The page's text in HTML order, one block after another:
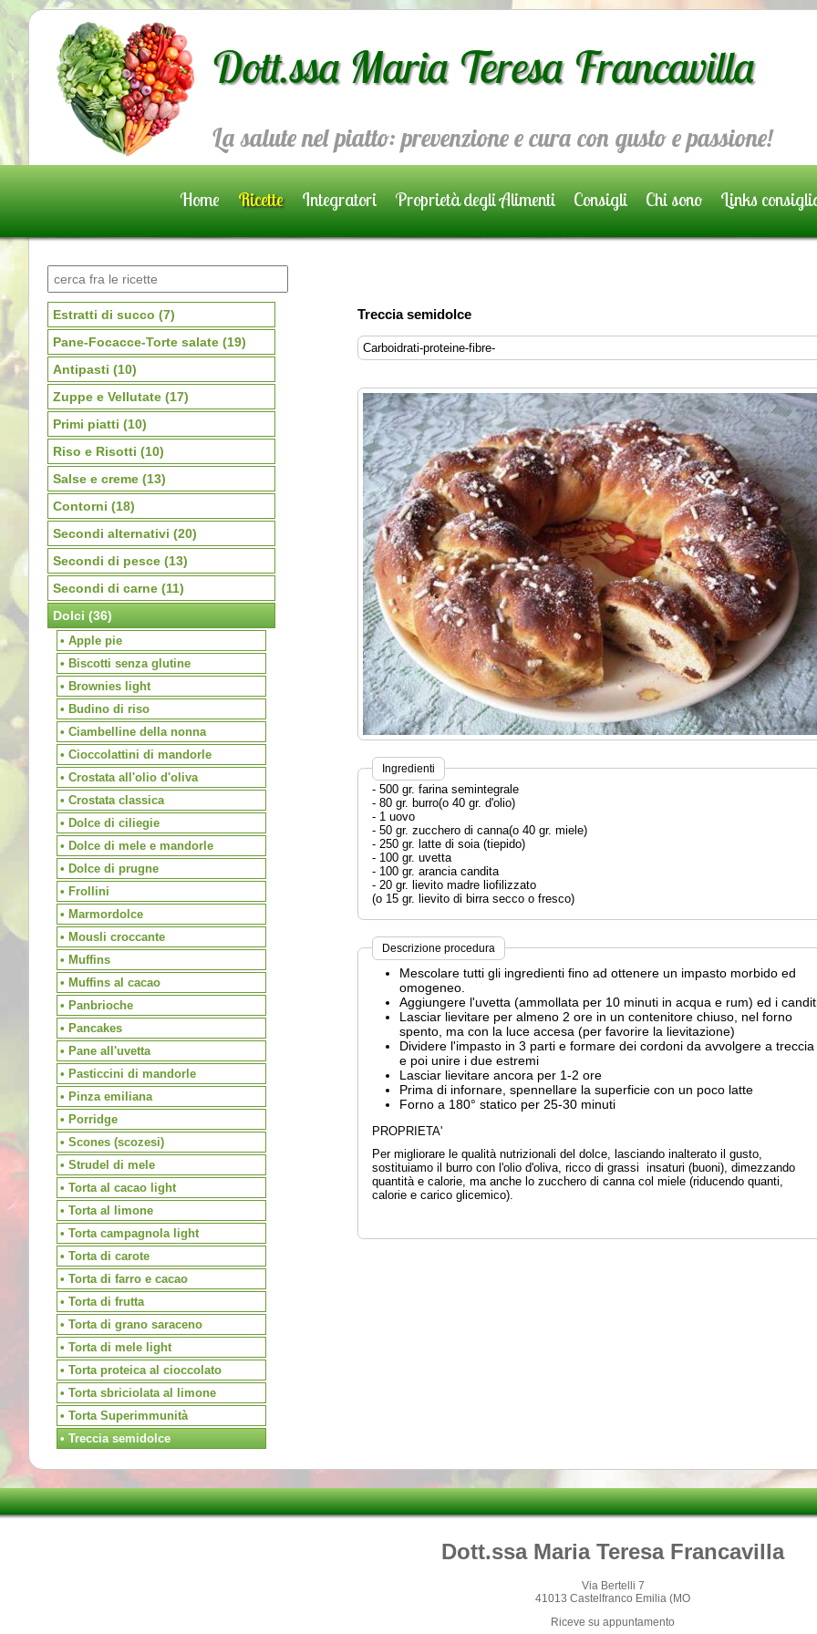
Dott.ssa Maria Teresa Francavilla
La salute nel piatto: prevenzione e cura con gusto e passione!
Home Ricette Integratori Proprietà degli Alimenti Consigli Chi sono Links
Prenota una visita
Estratti di succo (7)
Pane-Focacce-Torte salate (19)
Antipasti (10)
Zuppe e Vellutate (17)
Primi piatti (10)
Riso e Risotti (10)
Salse e creme (13)
Contorni (18)
Secondi alternativi (20)
Secondi di pesce (13)
Secondi di carne (11)
Dolci (36)
• Apple pie
• Biscotti senza glutine
• Brownies light
• Budino di riso
• Ciambelline della nonna
• Cioccolattini di mandorle
• Crostata all'olio d'oliva
• Crostata classica
• Dolce di ciliegie
• Dolce di mele e mandorle
• Dolce di prugne
• Frollini
• Marmordolce
• Mousli croccante
• Muffins
• Muffins al cacao
• Panbrioche
• Pancakes
• Pane all'uvetta
• Pasticcini di mandorle
• Pinza emiliana
• Porridge
• Scones (scozesi)
• Strudel di mele
• Torta al cacao light
• Torta al limone
• Torta campagnola light
• Torta di carote
• Torta di farro e cacao
• Torta di frutta
• Torta di grano saraceno
• Torta di mele light
• Torta proteica al cioccolato
• Torta sbriciolata al limone
• Torta Superimmunità
• Treccia semidolce
Treccia semidolce
Carboidrati-proteine-fibre-
Ingredienti
- 500 gr. farina semintegrale
- 80 gr. burro(o 40 gr. d'olio)
- 1 uovo
- 50 gr. zucchero di canna(o 40 gr. miele)
- 250 gr. latte di soia (tiepido)
- 100 gr. uvetta
- 100 gr. arancia candita
- 20 gr. lievito madre liofilizzato
(o 15 gr. lievito di birra secco o fresco)
Descrizione procedura
Mescolare tutti gli ingredienti fino ad ottenere un impasto morbido ed
omogeneo.
Aggiungere l'uvetta (ammollata per 10 minuti in acqua e rum) ed i
Lasciar lievitare per almeno 2 ore in un contenitore chiuso, nel forno
spento, ma con la luce accesa (per favorire la lievitazione)
Dividere l'impasto in 3 parti e formare dei cordoni da avvolgere a treccia
e poi unire i due estremi
Lasciar lievitare ancora per 1-2 ore
Prima di infornare, spennellare la superficie con un poco latte
Forno a 180° statico per 25-30 minuti
PROPRIETA'
Per migliorare le qualità nutrizionali del dolce, lasciando inalterato il gusto,
sostituiamo il burro con l'olio d'oliva, ricco di grassi insaturi (buoni), dimezzando
quantità e calorie, ma anche lo zucchero di canna col miele (riducendo quanti,
calorie e carico glicemico).
Dott.ssa Maria Teresa Francavilla
Via Bertelli 7
41013 Castelfranco Emilia (MO
Riceve su appuntamento